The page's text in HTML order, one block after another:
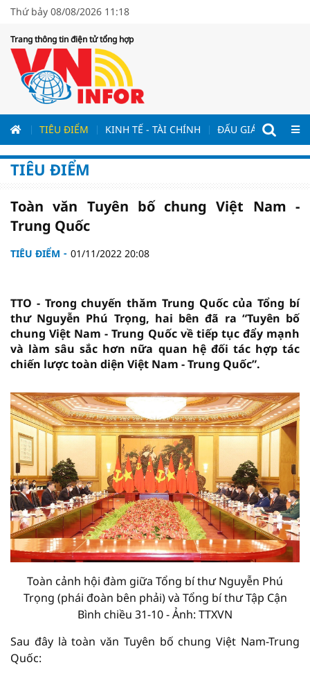
Thứ bảy 08/08/2026 11:18
Trang thông tin điện tử tổng hợp
TIÊU ĐIỂM KINH TẾ - TÀI CHÍNH ĐẤU GIÁ - ĐẤU
TIÊU ĐIỂM
Toàn văn Tuyên bố chung Việt Nam -
Trung Quốc
TIÊU ĐIỂM 01/11/2022 20:08
TTO - Trong chuyến thăm Trung Quốc của Tổng bí
thư Nguyễn Phú Trọng, hai bên đã ra “Tuyên bố
chung Việt Nam - Trung Quốc về tiếp tục đẩy mạnh
và làm sâu sắc hơn nữa quan hệ đối tác hợp tác
chiến lược toàn diện Việt Nam - Trung Quốc”.
Toàn cảnh hội đàm giữa Tổng bí thư Nguyễn Phú
Trọng (phái đoàn bên phải) và Tổng bí thư Tập Cận
Bình chiều 31-10 - Ảnh: TTXVN
Sau đây là toàn văn Tuyên bố chung Việt Nam-Trung
Quốc: